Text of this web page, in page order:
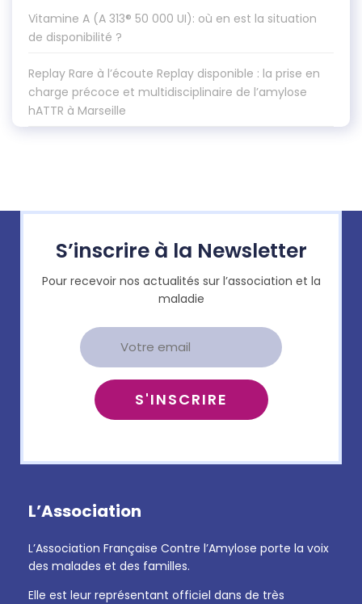
Vitamine A (A 313® 50 000 UI): où en est la situation
de disponibilité ?
Replay Rare à l’écoute Replay disponible : la prise en
charge précoce et multidisciplinaire de l’amylose
hATTR à Marseille
S’inscrire à la Newsletter
Pour recevoir nos actualités sur l’association et la
maladie
L’Association
L’Association Française Contre l’Amylose porte la voix
des malades et des familles.
Elle est leur représentant officiel dans de très